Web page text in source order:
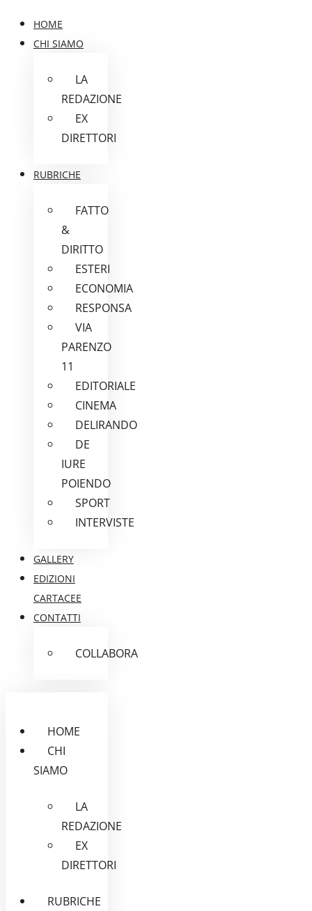
HOME
CHI SIAMO
LA
REDAZIONE
EX
DIRETTORI
RUBRICHE
FATTO
&
DIRITTO
ESTERI
ECONOMIA
RESPONSA
VIA
PARENZO
11
EDITORIALE
CINEMA
DELIRANDO
DE
IURE
POIENDO
SPORT
INTERVISTE
GALLERY
EDIZIONI
CARTACEE
CONTATTI
COLLABORA
HOME
CHI
SIAMO
LA
REDAZIONE
EX
DIRETTORI
RUBRICHE